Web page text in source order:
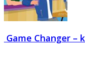
Game Changer –